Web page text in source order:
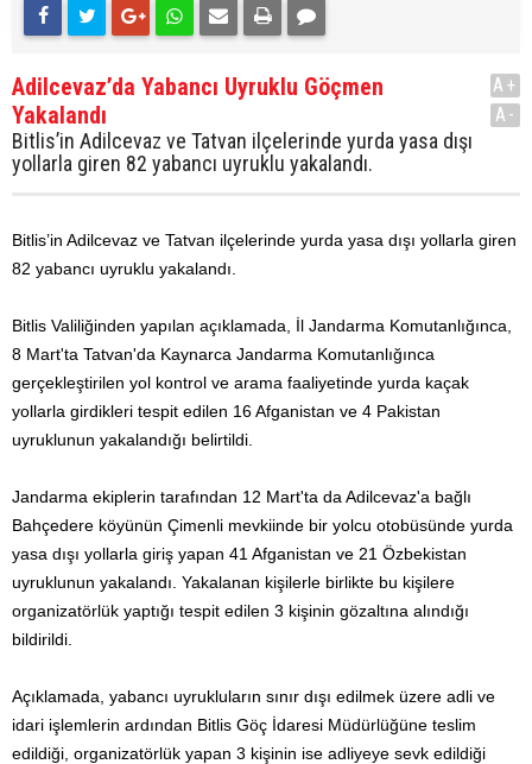
Adilcevaz’da Yabancı Uyruklu Göçmen
Yakalandı
Bitlis’in Adilcevaz ve Tatvan ilçelerinde yurda yasa dışı
yollarla giren 82 yabancı uyruklu yakalandı.
A+
A-
Bitlis’in Adilcevaz ve Tatvan ilçelerinde yurda yasa dışı yollarla giren
82 yabancı uyruklu yakalandı.
Bitlis Valiliğinden yapılan açıklamada, İl Jandarma Komutanlığınca,
8 Mart'ta Tatvan'da Kaynarca Jandarma Komutanlığınca
gerçekleştirilen yol kontrol ve arama faaliyetinde yurda kaçak
yollarla girdikleri tespit edilen 16 Afganistan ve 4 Pakistan
uyruklunun yakalandığı belirtildi.
Jandarma ekiplerin tarafından 12 Mart'ta da Adilcevaz'a bağlı
Bahçedere köyünün Çimenli mevkiinde bir yolcu otobüsünde yurda
yasa dışı yollarla giriş yapan 41 Afganistan ve 21 Özbekistan
uyruklunun yakalandı. Yakalanan kişilerle birlikte bu kişilere
organizatörlük yaptığı tespit edilen 3 kişinin gözaltına alındığı
bildirildi.
Açıklamada, yabancı uyrukluların sınır dışı edilmek üzere adli ve
idari işlemlerin ardından Bitlis Göç İdaresi Müdürlüğüne teslim
edildiği, organizatörlük yapan 3 kişinin ise adliyeye sevk edildiği